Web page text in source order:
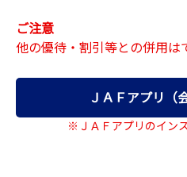
ご注意
他の優待・割引等との併用は
ＪＡＦアプリ（
※ＪＡＦアプリのイン